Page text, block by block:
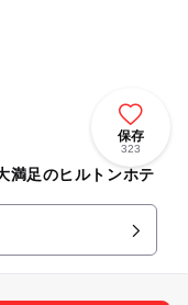
保存
323
満足のヒルトンホテ